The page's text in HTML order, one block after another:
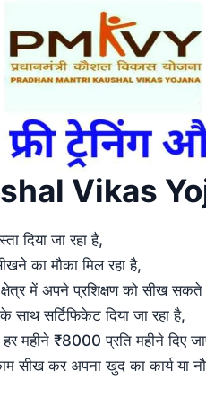
Vikas
दिया जा रहा है,
का मौका मिल रहा है,
में अपने प्रशिक्षण को सीख सकते
के साथ सर्टिफिकेट दिया जा रहा है,
महीने ₹8000 प्रति महीने दिए
सीख कर अपना खुद का कार्य या